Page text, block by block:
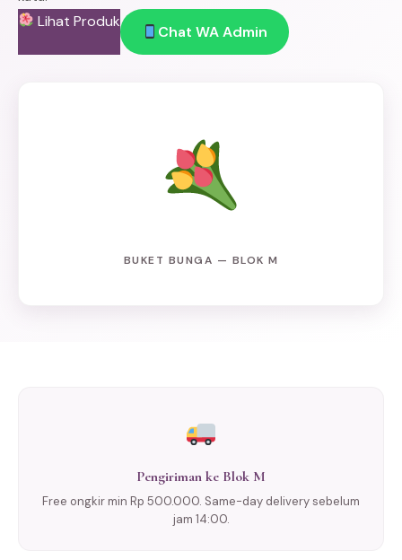
Lihat Produk
Chat WA Admin
BUKET BUNGA — BLOK M
Pengiriman ke Blok M
Free ongkir min Rp 500.000. Same-day delivery sebelum
jam 14:00.